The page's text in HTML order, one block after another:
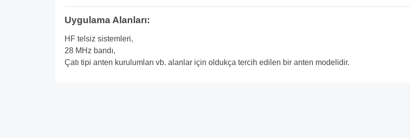
Uygulama Alanları:
HF telsiz sistemleri,
28 MHz bandı,
Çatı tipi anten kurulumları vb. alanlar için oldukça tercih edilen bir anten modelidir.